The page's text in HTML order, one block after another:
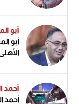
أبو
أبو
أحمد
أحمد